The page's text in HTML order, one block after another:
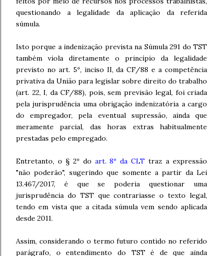
questionando a legalidade da aplicação da referida
súmula.
Isto porque a indenização prevista na Súmula 291 do TST
também viola diretamente o princípio da legalidade
previsto no art. 5º, inciso II, da CF/88 e a competência
privativa da União para legislar sobre direito do trabalho
(art. 22, I, da CF/88), pois, sem previsão legal, foi criada
pela jurisprudência uma obrigação indenizatória a cargo
do empregador, pela eventual supressão, ainda que
meramente parcial, das horas extras habitualmente
prestadas pelo empregado.
Entretanto, o § 2º do art. 8º da CLT traz a expressão
"não poderão", sugerindo que somente a partir da Lei
13.467/2017, é que se poderia questionar uma
jurisprudência do TST que contrariasse o texto legal,
tendo em vista que a citada súmula vem sendo aplicada
desde 2011.
Assim, considerando o termo futuro contido no referido
parágrafo, o entendimento do TST é de que ainda